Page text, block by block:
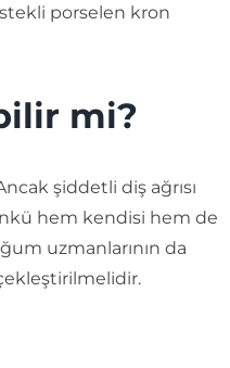
porselen kron
mi?
şiddetli diş ağrısı
hem kendisi hem de
uzmanlarının da